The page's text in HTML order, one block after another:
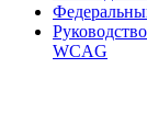
WCAG